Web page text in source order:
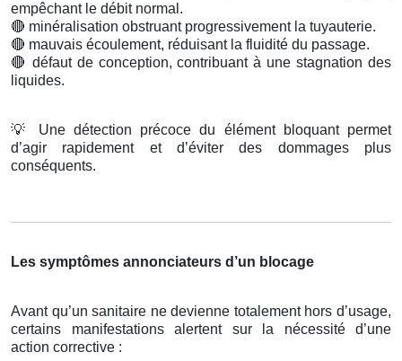
empêchant le débit normal.
🔴 minéralisation obstruant progressivement la tuyauterie.
🔴 mauvais écoulement, réduisant la fluidité du passage.
🔴 défaut de conception, contribuant à une stagnation des
liquides.
💡
Une détection précoce du élément bloquant permet
d’agir rapidement et d’éviter des dommages plus
conséquents.
Les symptômes annonciateurs d’un blocage
Avant qu’un sanitaire ne devienne totalement hors d’usage,
certains manifestations alertent sur la nécessité d’une
action corrective :